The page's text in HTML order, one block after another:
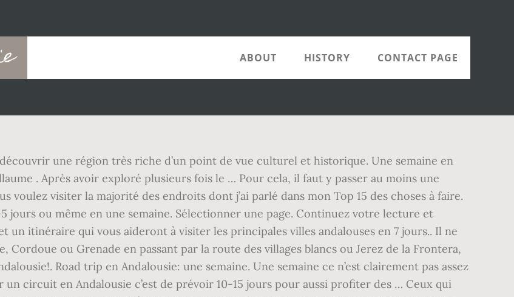
ABOUT HISTORY CONTACT PAGE
découvrir une région très riche d’un point de vue culturel et historique. Une semaine en
. Après avoir exploré plusieurs fois le … Pour cela, il faut y passer au moins une
voulez visiter la majorité des endroits dont j’ai parlé dans mon Top 15 des choses à faire.
jours ou même en une semaine. Sélectionner une page. Continuez votre lecture et
un itinéraire qui vous aideront à visiter les principales villes andalouses en 7 jours.. Il ne
Cordoue ou Grenade en passant par la route des villages blancs ou Jerez de la Frontera,
Road trip en Andalousie: une semaine. Une semaine ce n’est clairement pas assez
circuit en Andalousie c’est de prévoir 10-15 jours pour aussi profiter des … Ceux qui